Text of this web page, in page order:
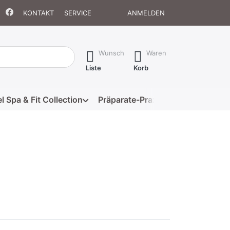
KONTAKT SERVICE ANMELDEN
erste Ergebnisse. Drücken Sie die Eingabetaste, um alle
Wunsch
Liste
Waren
Korb
Spa & Fit Collection Präparate-Praxis